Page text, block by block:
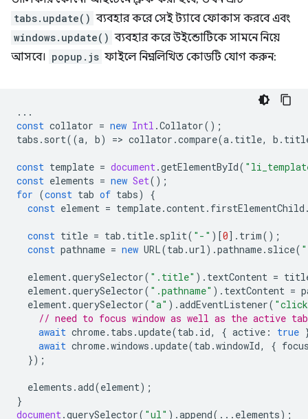
tabs.update() ব্যবহার করে সেই ট্যাবে ফোকাস করবে এবং
windows.update() ব্যবহার করে উইন্ডোটিকে সামনে নিয়ে
আসবে। popup.js ফাইলে নিম্নলিখিত কোডটি যোগ করুন:
...
const collator = new Intl .Collator();
tabs . sort((a, b) => collator .compare(a. title, b .
const template = document.getElementById(
const elements = new Set();
for (const tab of tabs)
{
const element = template.content. firstElementChild
const title = tab . title. split( "-" )[0]. trim();
const pathname = new URL(tab .url).pathname. slice(
element.querySelector( ".title" ). textContent =
element.querySelector( ".pathname" ). textContent =
element.querySelector( "a" ).addEventListener(
// need to focus window as well as the active tab
await chrome. tabs .update(tab . id, { active : true
await chrome.windows .update(tab .windowId, {
});
elements .add(element);
}
document.querySelector( "ul" ).append(... elements);